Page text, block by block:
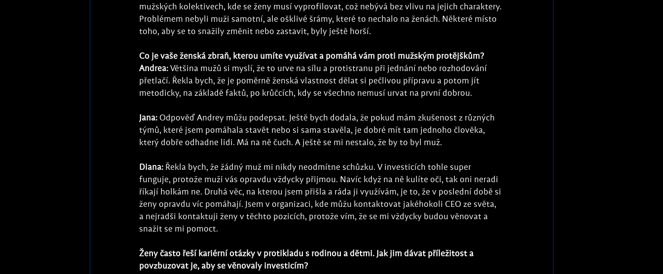
mužských kolektivech, kde se ženy musí vyprofilovat, což nebývá bez vlivu na jejich charaktery.
Problémem nebyli muži samotní, ale ošklivé šrámy, které to nechalo na ženách. Některé místo
toho, aby se to snažily změnit nebo zastavit, byly ještě horší.
Co je vaše ženská zbraň, kterou umíte využívat a pomáhá vám proti mužským protějškům?
Andrea: Většina mužů si myslí, že to urve na sílu a protistranu při jednání nebo rozhodování
přetlačí. Řekla bych, že je poměrně ženská vlastnost dělat si pečlivou přípravu a potom jít
metodicky, na základě faktů, po krůčcích, kdy se všechno nemusí urvat na první dobrou.
Jana: Odpověď Andrey můžu podepsat. Ještě bych dodala, že pokud mám zkušenost z různých
týmů, které jsem pomáhala stavět nebo si sama stavěla, je dobré mít tam jednoho člověka,
který dobře odhadne lidi. Má na ně čuch. A ještě se mi nestalo, že by to byl muž.
Diana: Řekla bych, že žádný muž mi nikdy neodmítne schůzku. V investicích tohle super
funguje, protože muži vás opravdu vždycky přijmou. Navíc když na ně kulíte oči, tak oni neradi
říkají holkám ne. Druhá věc, na kterou jsem přišla a ráda ji využívám, je to, že v poslední době si
ženy opravdu víc pomáhají. Jsem v organizaci, kde můžu kontaktovat jakéhokoli CEO ze světa,
a nejradši kontaktuji ženy v těchto pozicích, protože vím, že se mi vždycky budou věnovat a
snažit se mi pomoct.
Ženy často řeší kariérní otázky v protikladu s rodinou a dětmi. Jak jim dávat příležitost a
povzbuzovat je, aby se věnovaly investicím?